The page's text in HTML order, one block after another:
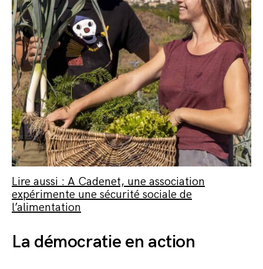
Lire aussi : A Cadenet, une association
expérimente une sécurité sociale de
l’alimentation
La démocratie en action